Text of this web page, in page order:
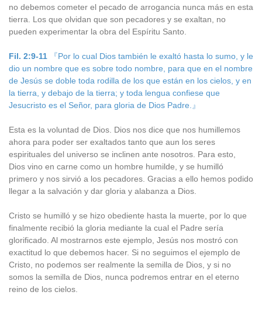
no debemos cometer el pecado de arrogancia nunca más en esta
tierra. Los que olvidan que son pecadores y se exaltan, no
pueden experimentar la obra del Espíritu Santo.
Fil. 2:9-11
『Por lo cual Dios también le exaltó hasta lo sumo, y le
dio un nombre que es sobre todo nombre, para que en el nombre
de Jesús se doble toda rodilla de los que están en los cielos, y en
la tierra, y debajo de la tierra; y toda lengua confiese que
Jesucristo es el Señor, para gloria de Dios Padre.』
Esta es la voluntad de Dios. Dios nos dice que nos humillemos
ahora para poder ser exaltados tanto que aun los seres
espirituales del universo se inclinen ante nosotros. Para esto,
Dios vino en carne como un hombre humilde, y se humilló
primero y nos sirvió a los pecadores. Gracias a ello hemos podido
llegar a la salvación y dar gloria y alabanza a Dios.
Cristo se humilló y se hizo obediente hasta la muerte, por lo que
finalmente recibió la gloria mediante la cual el Padre sería
glorificado. Al mostrarnos este ejemplo, Jesús nos mostró con
exactitud lo que debemos hacer. Si no seguimos el ejemplo de
Cristo, no podemos ser realmente la semilla de Dios, y si no
somos la semilla de Dios, nunca podremos entrar en el eterno
reino de los cielos.